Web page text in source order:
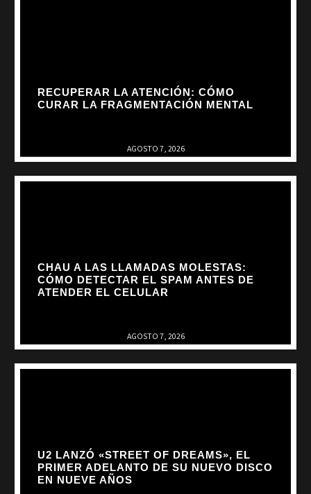
AGOSTO 7, 2026
RECUPERAR LA ATENCIÓN: CÓMO
CURAR LA FRAGMENTACIÓN MENTAL
AGOSTO 7, 2026
CHAU A LAS LLAMADAS MOLESTAS:
CÓMO DETECTAR EL SPAM ANTES DE
ATENDER EL CELULAR
U2 LANZÓ «STREET OF DREAMS», EL
PRIMER ADELANTO DE SU NUEVO DISCO
EN NUEVE AÑOS